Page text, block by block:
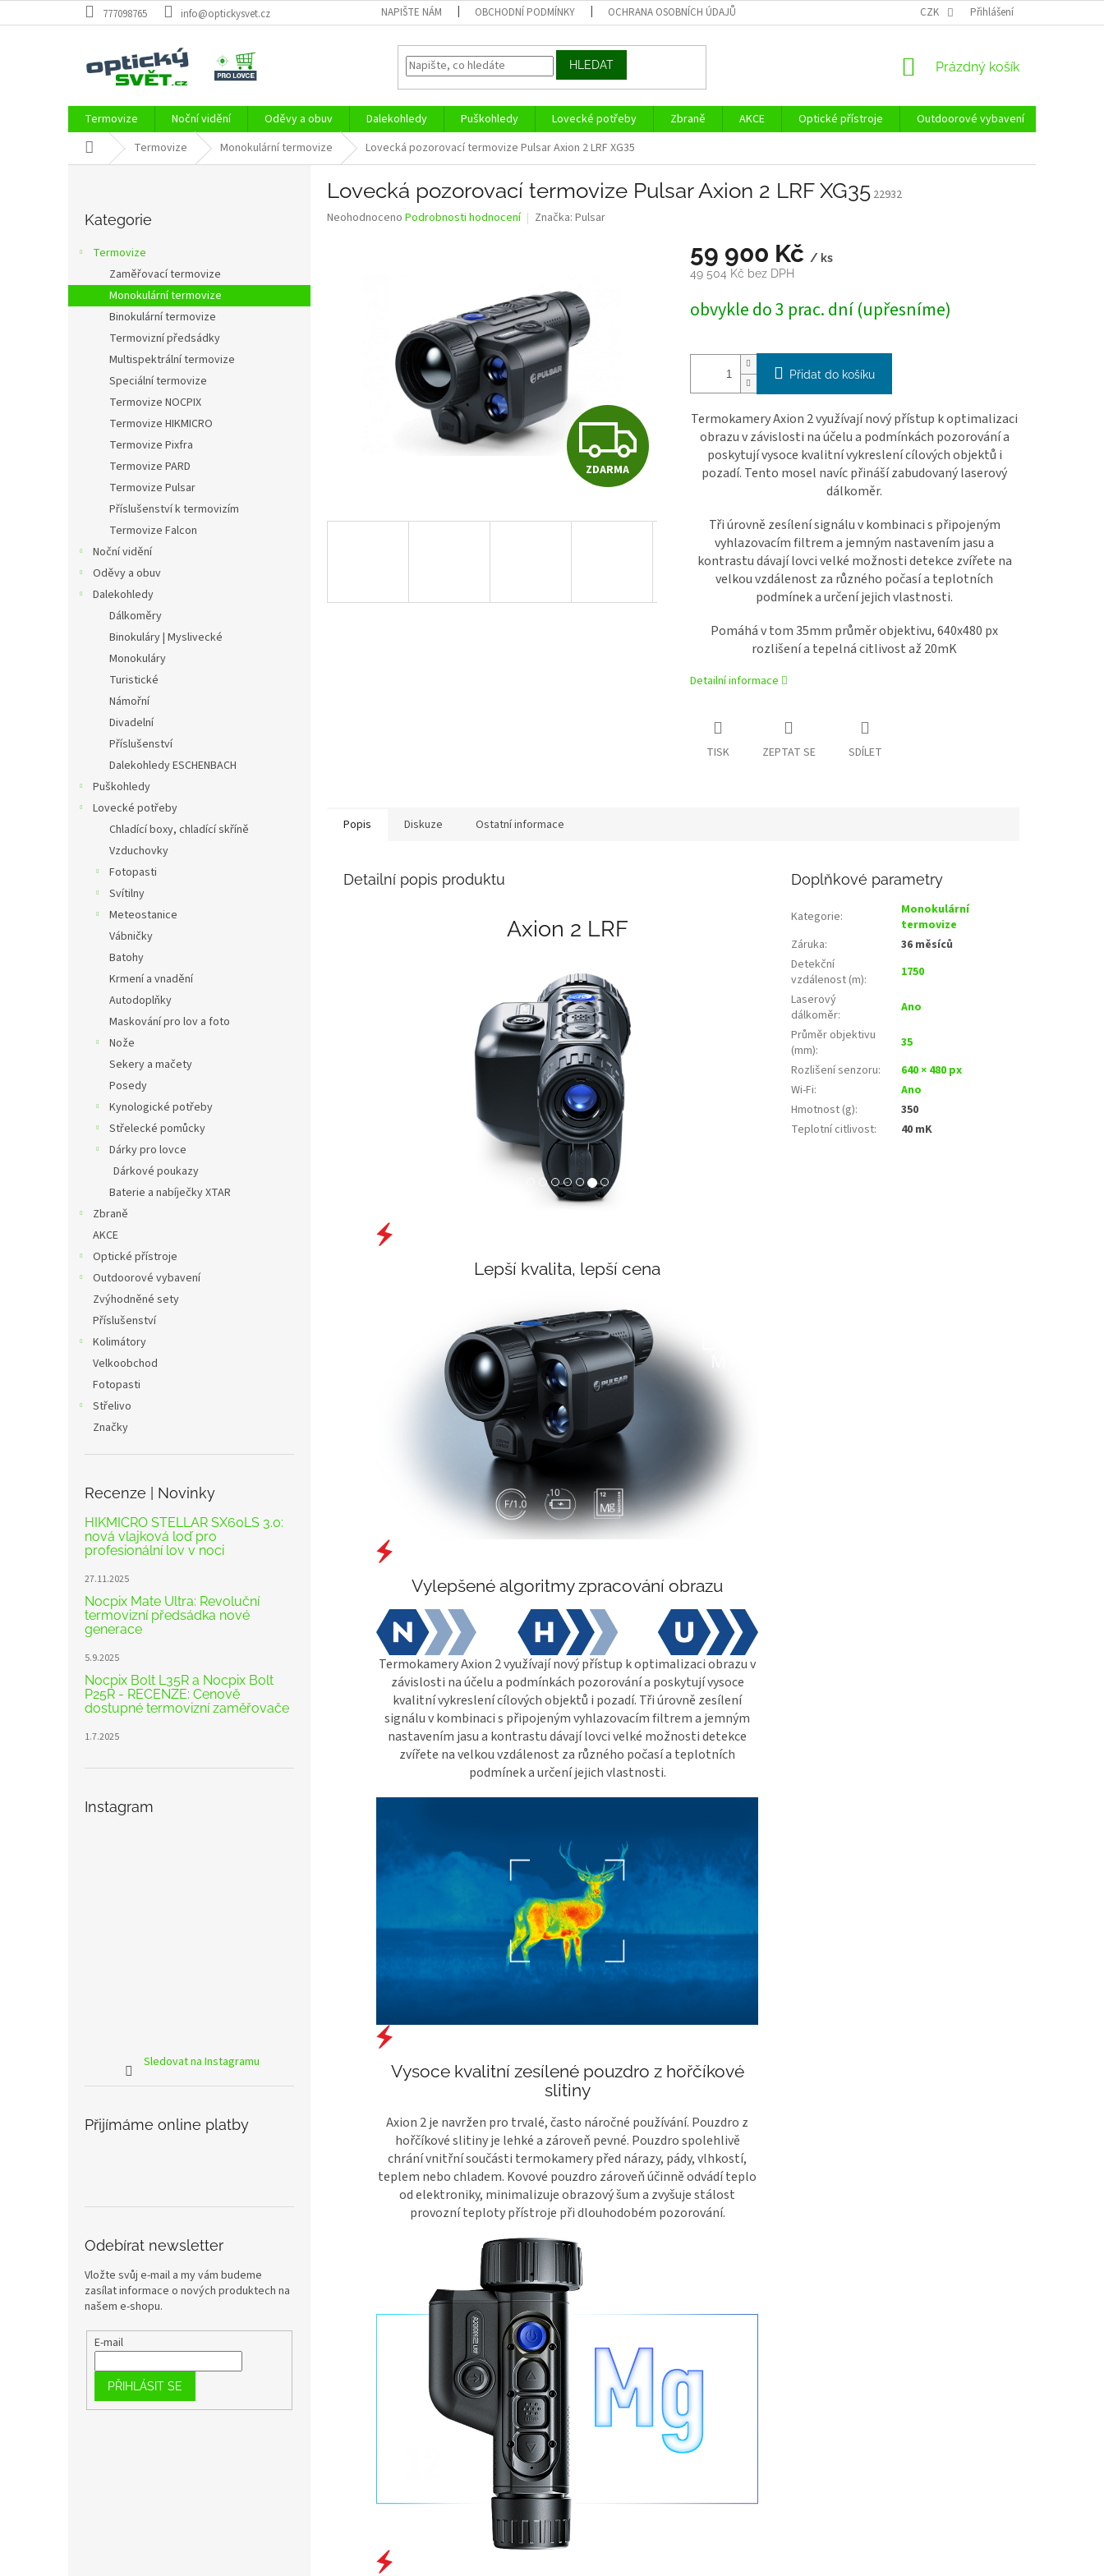
na
777098765 info@optickysvet.cz NAPIŠTE NÁM OBCHODNÍ PODMÍNKY OCHRANA OSOBNÍCH ÚDAJŮ ZÁSADY POUŽÍVÁNÍ SOUBORŮ COOKIES REKLAMAČNÍ ŘÁD -
CZK Přihlášení
HLEDAT
NÁKUPNÍ
Prázdný košík
Termovize Noční vidění Oděvy a obuv Dalekohledy Puškohledy Lovecké potřeby Zbraně AKCE Optické přístroje Outdoorové vybavení
Domů Termovize Monokulární termovize Lovecká pozorovací termovize Pulsar Axion 2 LRF XG35
n
kategorie
Kategorie
Termovize
Zaměřovací termovize
Monokulární termovize
Binokulární termovize
Termovizní předsádky
Multispektrální termovize
Speciální termovize
Termovize NOCPIX
Termovize HIKMICRO
Termovize Pixfra
Termovize PARD
Termovize Pulsar
Příslušenství k termovizím
Termovize Falcon
Noční vidění
Oděvy a obuv
Dalekohledy
Dálkoměry
Binokuláry | Myslivecké
Monokuláry
Turistické
Námořní
Divadelní
Příslušenství
Dalekohledy ESCHENBACH
Puškohledy
Lovecké potřeby
Chladící boxy, chladící skříně
Vzduchovky
Fotopasti
Svítilny
Meteostanice
Vábničky
Batohy
Krmení a vnadění
Autodoplňky
Maskování pro lov a foto
Nože
Sekery a mačety
Posedy
Kynologické potřeby
Střelecké pomůcky
Dárky pro lovce
Dárkové poukazy
Baterie a nabíječky XTAR
Zbraně
AKCE
Optické přístroje
Outdoorové vybavení
Zvýhodněné sety
Příslušenství
Kolimátory
Velkoobchod
Fotopasti
Střelivo
Značky
Recenze | Novinky
HIKMICRO STELLAR SX60LS 3.0:
nová vlajková loď pro
profesionální lov v noci
27.11.2025
Nocpix Mate Ultra: Revoluční
termovizní předsádka nové
generace
5.9.2025
Nocpix Bolt L35R a Nocpix Bolt
P25R - RECENZE: Cenově
dostupné termovizní zaměřovače
1.7.2025
Instagram
Sledovat na Instagramu
Přijímáme online platby
Odebírat newsletter
Vložte svůj e-mail a my vám budeme
zasílat informace o nových produktech na
našem e-shopu.
E-mail
PŘIHLÁSIT SE
Lovecká pozorovací termovize Pulsar Axion 2 LRF XG35 22932
Průměrné
Neohodnoceno Podrobnosti hodnocení Značka: Pulsar
Z
D
R
ZDARMA
59 900 Kč / ks
49 504 Kč bez DPH
cena:
obvykle do 3 prac. dní (upřesníme)
Přidat do košíku
Termokamery Axion 2 využívají nový přístup k optimalizaci
obrazu v závislosti na účelu a podmínkách pozorování a
poskytují vysoce kvalitní vykreslení cílových objektů i
pozadí. Tento mosel navíc přináší zabudovaný laserový
dálkoměr.
Tři úrovně zesílení signálu v kombinaci s připojeným
vyhlazovacím filtrem a jemným nastavením jasu a
kontrastu dávají lovci velké možnosti detekce zvířete na
velkou vzdálenost za různého počasí a teplotních
podmínek a určení jejich vlastnosti.
Pomáhá v tom 35mm průměr objektivu, 640x480 px
rozlišení a tepelná citlivost až 20mK
Detailní informace
TISK ZEPTAT SE SDÍLET
Popis Diskuze Ostatní informace
Detailní popis produktu
Axion 2 LRF
Previous
Next
Lepší kvalita, lepší cena
Vylepšené algoritmy zpracování obrazu
Termokamery Axion 2 využívají nový přístup k optimalizaci obrazu v
závislosti na účelu a podmínkách pozorování a poskytují vysoce
kvalitní vykreslení cílových objektů i pozadí. Tři úrovně zesílení
signálu v kombinaci s připojeným vyhlazovacím filtrem a jemným
nastavením jasu a kontrastu dávají lovci velké možnosti detekce
zvířete na velkou vzdálenost za různého počasí a teplotních
podmínek a určení jejich vlastnosti.
Vysoce kvalitní zesílené pouzdro z hořčíkové
slitiny
Axion 2 je navržen pro trvalé, často náročné používání. Pouzdro z
hořčíkové slitiny je lehké a zároveň pevné. Pouzdro spolehlivě
chrání vnitřní součásti termokamery před nárazy, pády, vlhkostí,
teplem nebo chladem. Kovové pouzdro zároveň účinně odvádí teplo
od elektroniky, minimalizuje obrazový šum a zvyšuje stálost
provozní teploty přístroje při dlouhodobém pozorování.
Doplňkové parametry
Kategorie:
Monokulární
termovize
Záruka:
36 měsíců
Detekční
vzdálenost (m):
1750
Laserový
dálkoměr:
Ano
Průměr objektivu
(mm):
35
Rozlišení senzoru:
640 × 480 px
Wi‑Fi:
Ano
Hmotnost (g):
350
Teplotní citlivost: 40 mK